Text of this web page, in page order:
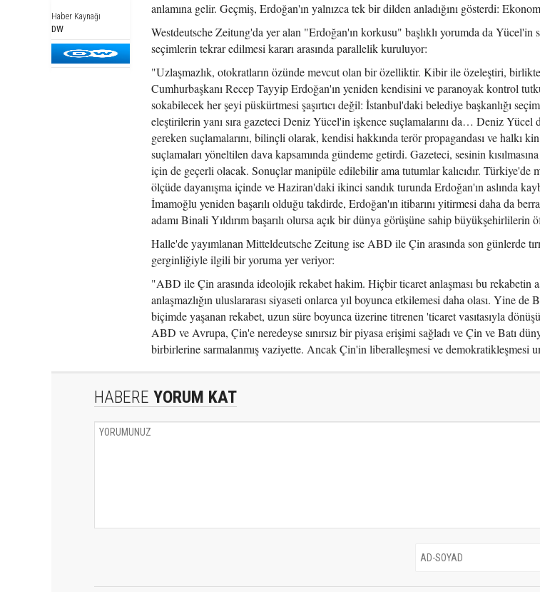
Haber Kaynağı
DW
anlamına gelir. Geçmiş, Erdoğan'ın yalnızca tek bir dilden anladığını gösterdi:
Westdeutsche Zeitung'da yer alan "Erdoğan'ın korkusu" başlıklı yorumda da Yücel'in
seçimlerin tekrar edilmesi kararı arasında parallelik kuruluyor:
"Uzlaşmazlık, otokratların özünde mevcut olan bir özelliktir. Kibir ile özeleştiri,
Cumhurbaşkanı Recep Tayyip Erdoğan'ın yeniden kendisini ve paranoyak kontrol
sokabilecek her şeyi püskürtmesi şaşırtıcı değil: İstanbul'daki belediye başkanlığı
eleştirilerin yanı sıra gazeteci Deniz Yücel'in işkence suçlamalarını da… Deniz Yücel
gereken suçlamalarını, bilinçli olarak, kendisi hakkında terör propagandası ve halkı
suçlamaları yöneltilen dava kapsamında gündeme getirdi. Gazeteci, sesinin
için de geçerli olacak. Sonuçlar manipüle edilebilir ama tutumlar kalıcıdır. Türkiye'de
ölçüde dayanışma içinde ve Haziran'daki ikinci sandık turunda Erdoğan'ın aslında
İmamoğlu yeniden başarılı olduğu takdirde, Erdoğan'ın itibarını yitirmesi daha da
adamı Binali Yıldırım başarılı olursa açık bir dünya görüşüne sahip büyükşehirlilerin
Halle'de yayımlanan Mitteldeutsche Zeitung ise ABD ile Çin arasında son günlerde
gerginliğiyle ilgili bir yoruma yer veriyor:
"ABD ile Çin arasında ideolojik rekabet hakim. Hiçbir ticaret anlaşması bu rekabetin
anlaşmazlığın uluslararası siyaseti onlarca yıl boyunca etkilemesi daha olası. Yine de
biçimde yaşanan rekabet, uzun süre boyunca üzerine titrenen 'ticaret vasıtasıyla
ABD ve Avrupa, Çin'e neredeyse sınırsız bir piyasa erişimi sağladı ve Çin ve Batı
birbirlerine sarmalanmış vaziyette. Ancak Çin'in liberalleşmesi ve demokratikleşmesi
HABERE YORUM KAT